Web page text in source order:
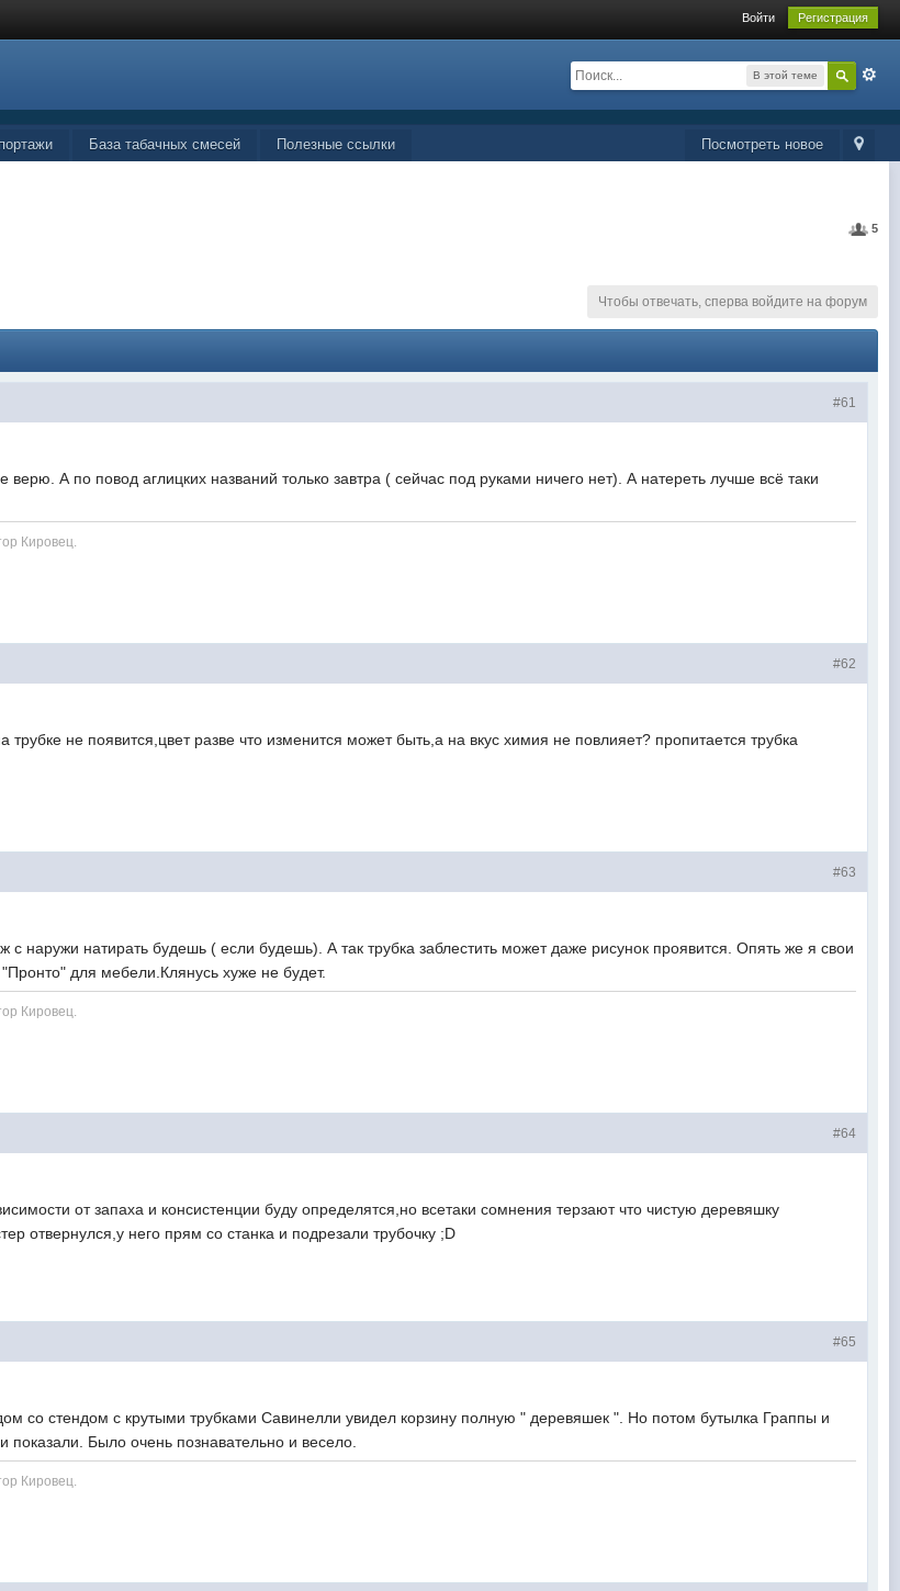
Войти Регистрация
В этой теме
Посмотреть новое
База табачных смесей Полезные ссылки
5
Чтобы отвечать, сперва войдите на форум
#61
по повод аглицких названий только завтра ( сейчас под руками ничего нет). А натереть лучше всё таки
Кировец.
#62
не появится,цвет разве что изменится может быть,а на вкус химия не повлияет? пропитается трубка
#63
натирать будешь ( если будешь). А так трубка заблестить может даже рисунок проявится. Опять же я свои
"Пронто" для мебели.Клянусь хуже не будет.
Кировец.
#64
от запаха и консистенции буду определятся,но всетаки сомнения терзают что чистую деревяшку
отвернулся,у него прям со станка и подрезали трубочку ;D
#65
с крутыми трубками Савинелли увидел корзину полную " деревяшек ". Но потом бутылка Граппы и
и показали. Было очень познавательно и весело.
Кировец.